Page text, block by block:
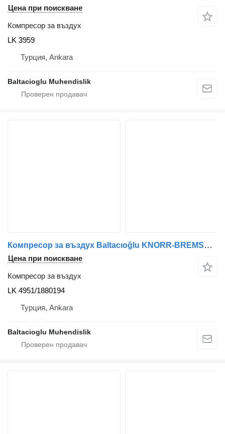
Цена при поискване
Компресор за въздух
LK 3959
Турция, Ankara
Baltacioglu Muhendislik
Компресор за въздух Baltacıoğlu KNORR-BREMSE LK 4951/1880194 за автобус
Цена при поискване
Компресор за въздух
LK 4951/1880194
Турция, Ankara
Baltacioglu Muhendislik